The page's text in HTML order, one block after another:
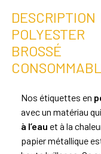
Nos étiquettes en
avec un matériau
à l’eau et à la
papier métallique